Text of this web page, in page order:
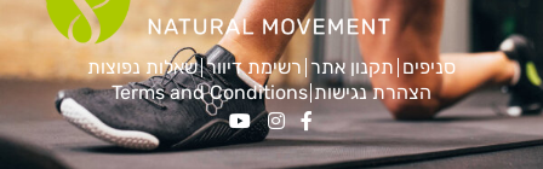
סניפים תקנון אתר רשימת דיוור שאלות נפוצות
הצהרת נגישות Terms and Conditions